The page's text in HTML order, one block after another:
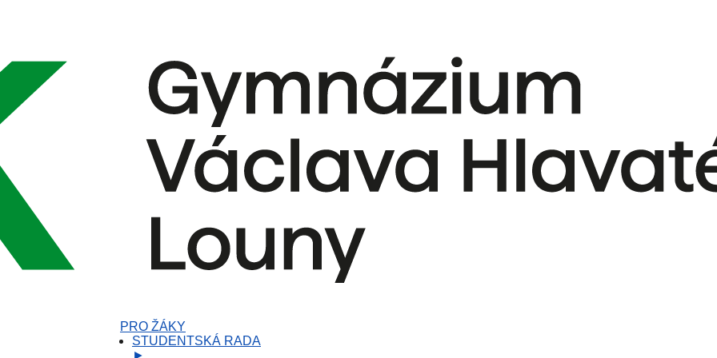
PRO ŽÁKY
STUDENTSKÁ RADA
►